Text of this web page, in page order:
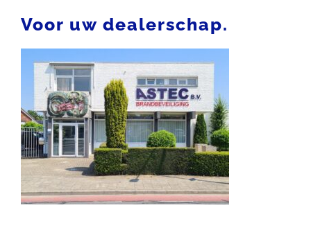
Voor uw dealerschap.